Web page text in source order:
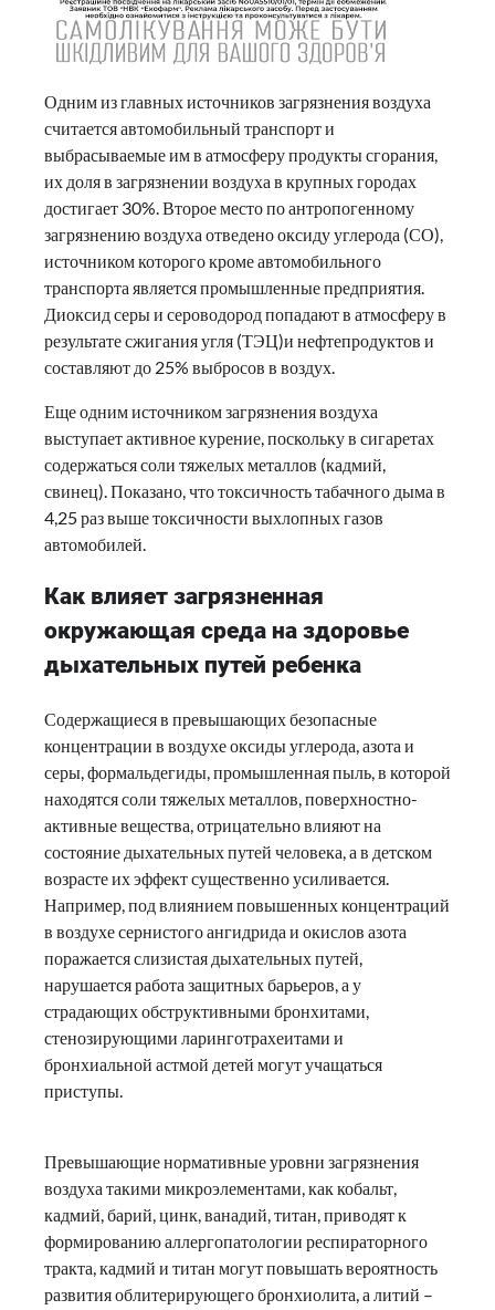
Одним из главных источников загрязнения воздуха
считается автомобильный транспорт и
выбрасываемые им в атмосферу продукты сгорания,
их доля в загрязнении воздуха в крупных городах
достигает 30%. Второе место по антропогенному
загрязнению воздуха отведено оксиду углерода (СО),
источником которого кроме автомобильного
транспорта является промышленные предприятия.
Диоксид серы и сероводород попадают в атмосферу в
результате сжигания угля (ТЭЦ)и нефтепродуктов и
составляют до 25% выбросов в воздух.
Еще одним источником загрязнения воздуха
выступает активное курение, поскольку в сигаретах
содержаться соли тяжелых металлов (кадмий,
свинец). Показано, что токсичность табачного дыма в
4,25 раз выше токсичности выхлопных газов
автомобилей.
Как влияет загрязненная
окружающая среда на здоровье
дыхательных путей ребенка
Содержащиеся в превышающих безопасные
концентрации в воздухе оксиды углерода, азота и
серы, формальдегиды, промышленная пыль, в которой
находятся соли тяжелых металлов, поверхностно-
активные вещества, отрицательно влияют на
состояние дыхательных путей человека, а в детском
возрасте их эффект существенно усиливается.
Например, под влиянием повышенных концентраций
в воздухе сернистого ангидрида и окислов азота
поражается слизистая дыхательных путей,
нарушается работа защитных барьеров, а у
страдающих обструктивными бронхитами,
стенозирующими ларинготрахеитами и
бронхиальной астмой детей могут учащаться
приступы.
Превышающие нормативные уровни загрязнения
воздуха такими микроэлементами, как кобальт,
кадмий, барий, цинк, ванадий, титан, приводят к
формированию аллергопатологии респираторного
тракта, кадмий и титан могут повышать вероятность
развития облитерирующего бронхиолита, а литий –